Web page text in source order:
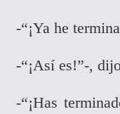
-“¡Ya he
-“¡Así es!”-,
-“¡Has